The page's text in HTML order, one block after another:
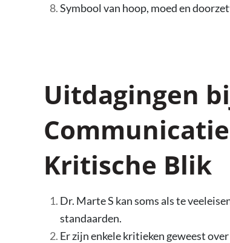
Symbool van hoop, moed en
Uitdagingen
Kritische Blik
Dr. Marte S kan soms als te
standaarden.
Er zijn enkele kritieken geweest